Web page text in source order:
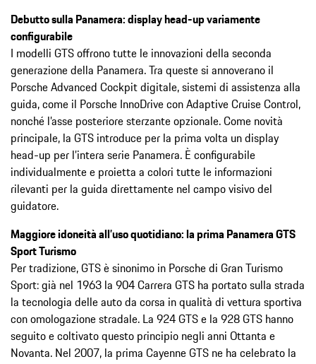
Debutto sulla Panamera: display head-up variamente
configurabile
I modelli GTS offrono tutte le innovazioni della seconda
generazione della Panamera. Tra queste si annoverano il
Porsche Advanced Cockpit digitale, sistemi di assistenza alla
guida, come il Porsche InnoDrive con Adaptive Cruise Control,
nonché l’asse posteriore sterzante opzionale. Come novità
principale, la GTS introduce per la prima volta un display
head-up per l’intera serie Panamera. È configurabile
individualmente e proietta a colori tutte le informazioni
rilevanti per la guida direttamente nel campo visivo del
guidatore.
Maggiore idoneità all’uso quotidiano: la prima Panamera GTS
Sport Turismo
Per tradizione, GTS è sinonimo in Porsche di Gran Turismo
Sport: già nel 1963 la 904 Carrera GTS ha portato sulla strada
la tecnologia delle auto da corsa in qualità di vettura sportiva
con omologazione stradale. La 924 GTS e la 928 GTS hanno
seguito e coltivato questo principio negli anni Ottanta e
Novanta. Nel 2007, la prima Cayenne GTS ne ha celebrato la